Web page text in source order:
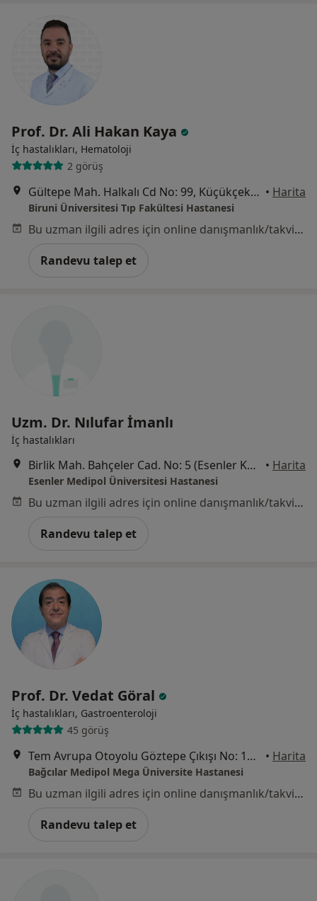
Prof. Dr. Ali Hakan Kaya
İç hastalıkları, Hematoloji
2 görüş
Gültepe Mah. Halkalı Cd No: 99, Küçükçekmece • Harita
Biruni Üniversitesi Tıp Fakültesi Hastanesi
Bu uzman ilgili adres için online danışmanlık/takvim sunmuyor.
Randevu talep et
Uzm. Dr. Nılufar İmanlı
İç hastalıkları
Birlik Mah. Bahçeler Cad. No: 5 (Esenler Kültür Merkezi Karşısı), Esenler • Harita
Esenler Medipol Üniversitesi Hastanesi
Bu uzman ilgili adres için online danışmanlık/takvim sunmuyor.
Randevu talep et
Prof. Dr. Vedat Göral
İç hastalıkları, Gastroenteroloji
45 görüş
Tem Avrupa Otoyolu Göztepe Çıkışı No: 1Bağcılar, İstanbul • Harita
Bağcılar Medipol Mega Üniversite Hastanesi
Bu uzman ilgili adres için online danışmanlık/takvim sunmuyor.
Randevu talep et